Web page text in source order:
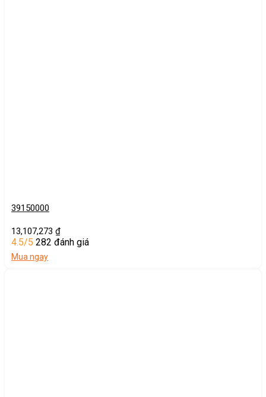
39150000
13,107,273 ₫
4.5/5 282 đánh giá
Mua ngay